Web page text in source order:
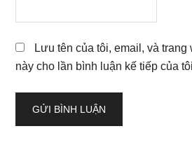
Lưu tên của tôi, email, và trang
này cho lần bình luận kế tiếp của